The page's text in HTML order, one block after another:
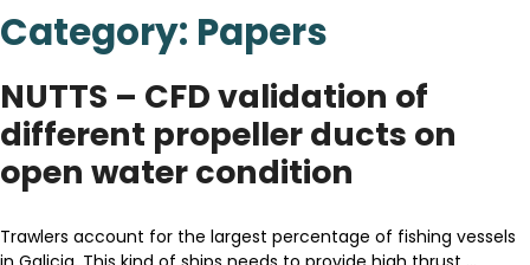
Category: Papers
NUTTS – CFD validation of
different propeller ducts on
open water condition
Trawlers account for the largest percentage of fishing vessels